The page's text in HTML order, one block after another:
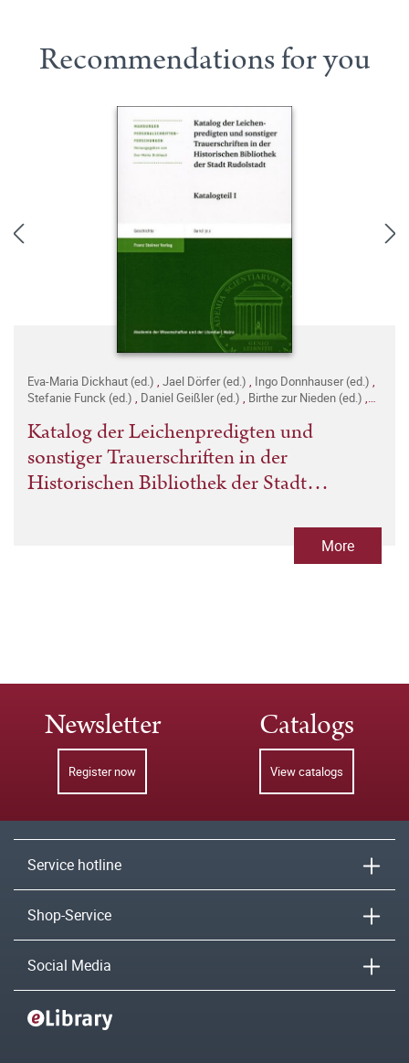
Recommendations for you
Eva-Maria Dickhaut (ed.) , Jael Dörfer (ed.) , Ingo Donnhauser (ed.) ,
Stefanie Funck (ed.) , Daniel Geißler (ed.) , Birthe zur Nieden (ed.) ,
Katalog der Leichenpredigten und
sonstiger Trauerschriften in der
Historischen Bibliothek der Stadt
More
Newsletter
Register now
Catalogs
View catalogs
Service hotline
Shop-Service
Social Media